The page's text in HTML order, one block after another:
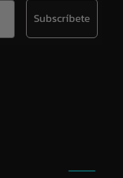
Subscríbete